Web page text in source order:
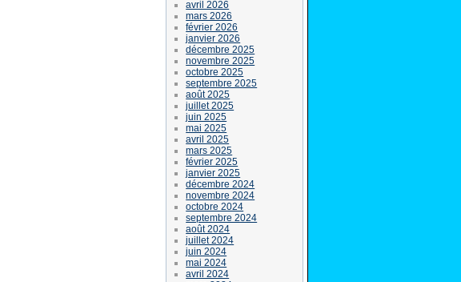
avril 2026
mars 2026
février 2026
janvier 2026
décembre 2025
novembre 2025
octobre 2025
septembre 2025
août 2025
juillet 2025
juin 2025
mai 2025
avril 2025
mars 2025
février 2025
janvier 2025
décembre 2024
novembre 2024
octobre 2024
septembre 2024
août 2024
juillet 2024
juin 2024
mai 2024
avril 2024